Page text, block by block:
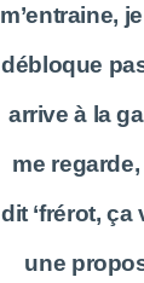
m’entraine,
débloque
arrive à la
me
dit ‘frérot, ça
une